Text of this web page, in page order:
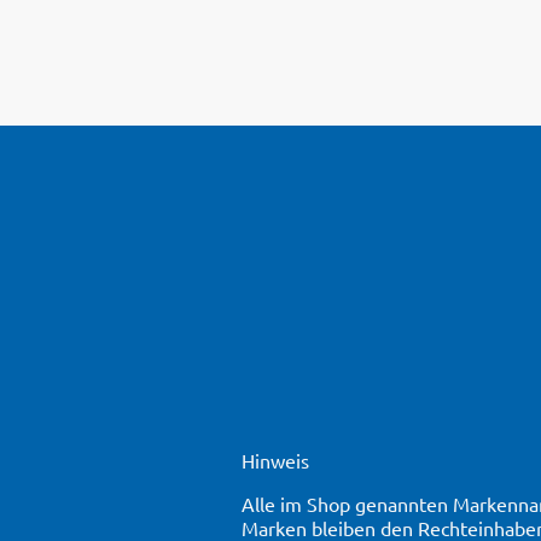
Hinweis
Alle im Shop genannten
Marken bleiben den